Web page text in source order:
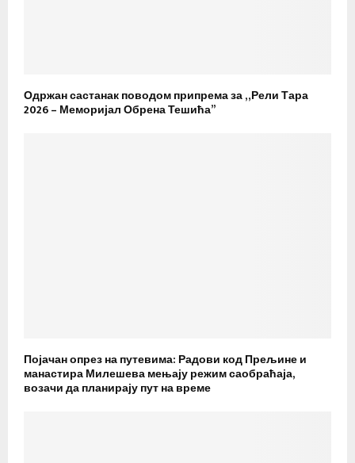
Одржан састанак поводом припрема за „Рели Тара
2026 – Меморијал Обрена Тешића”
Појачан опрез на путевима: Радови код Прељине и
манастира Милешева мењају режим саобраћаја,
возачи да планирају пут на време